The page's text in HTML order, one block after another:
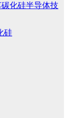
碳化硅半导体技
硅